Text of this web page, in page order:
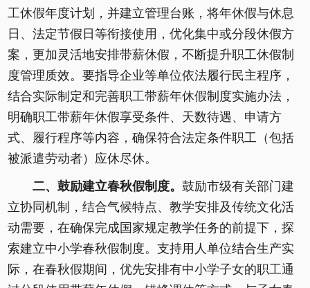
工休假年度计划，并建立管理台账，将年休假与休息
日、法定节假日等衔接使用，优化集中或分段休假方
案，更加灵活地安排带薪休假，不断提升职工休假制
度管理质效。要指导企业等单位依法履行民主程序，
结合实际制定和完善职工带薪年休假制度实施办法，
明确职工带薪年休假享受条件、天数待遇、申请方
式、履行程序等内容，确保符合法定条件职工（包括
被派遣劳动者）应休尽休。
二、鼓励建立春秋假制度。 鼓励市级有关部门建
立协同机制，结合气候特点、教学安排及传统文化活
动需要，在确保完成国家规定教学任务的前提下，探
索建立中小学春秋假制度。支持用人单位结合生产实
际，在春秋假期间，优先安排有中小学子女的职工通